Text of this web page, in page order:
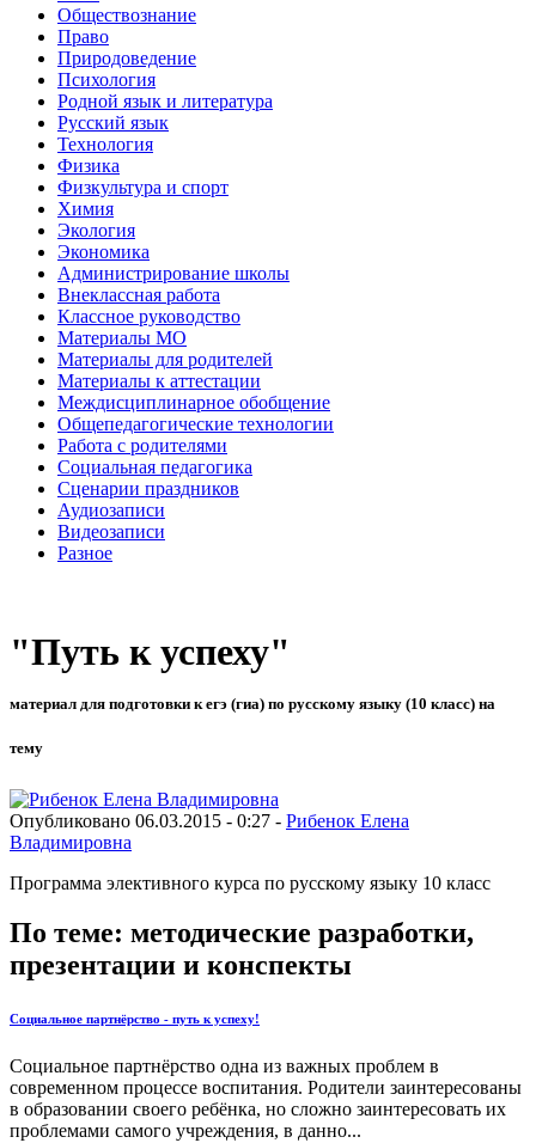
Обществознание
Право
Природоведение
Психология
Родной язык и литература
Русский язык
Технология
Физика
Физкультура и спорт
Химия
Экология
Экономика
Администрирование школы
Внеклассная работа
Классное руководство
Материалы МО
Материалы для родителей
Материалы к аттестации
Междисциплинарное обобщение
Общепедагогические технологии
Работа с родителями
Социальная педагогика
Сценарии праздников
Аудиозаписи
Видеозаписи
Разное
"Путь к успеху"
материал для подготовки к егэ (гиа) по русскому языку (10 класс) на
тему
Опубликовано 06.03.2015 - 0:27 - Рибенок Елена
Владимировна
Программа элективного курса по русскому языку 10 класс
По теме: методические разработки,
презентации и конспекты
Социальное партнёрство - путь к успеху!
Социальное партнёрство одна из важных проблем в
современном процессе воспитания. Родители заинтересованы
в образовании своего ребёнка, но сложно заинтересовать их
проблемами самого учреждения, в данно...